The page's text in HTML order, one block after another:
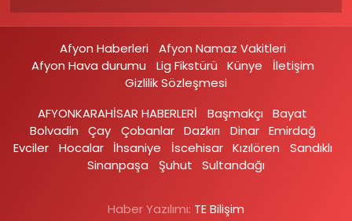
Afyon Haberleri
Afyon Namaz Vakitleri
Afyon Hava durumu
Lig Fikstürü Künye
İletişim
Gizlilik Sözleşmesi
AFYONKARAHİSAR HABERLERİ
Başmakçı
Bayat
Bolvadin
Çay Çobanlar Dazkırı Dinar Emirdağ‎
Evciler‎
Hocalar İhsaniye‎ İscehisar Kızılören‎
Sandıklı‎
Sinanpaşa
Şuhut Sultandağı
Haber Yazılımı: TE Bilişim